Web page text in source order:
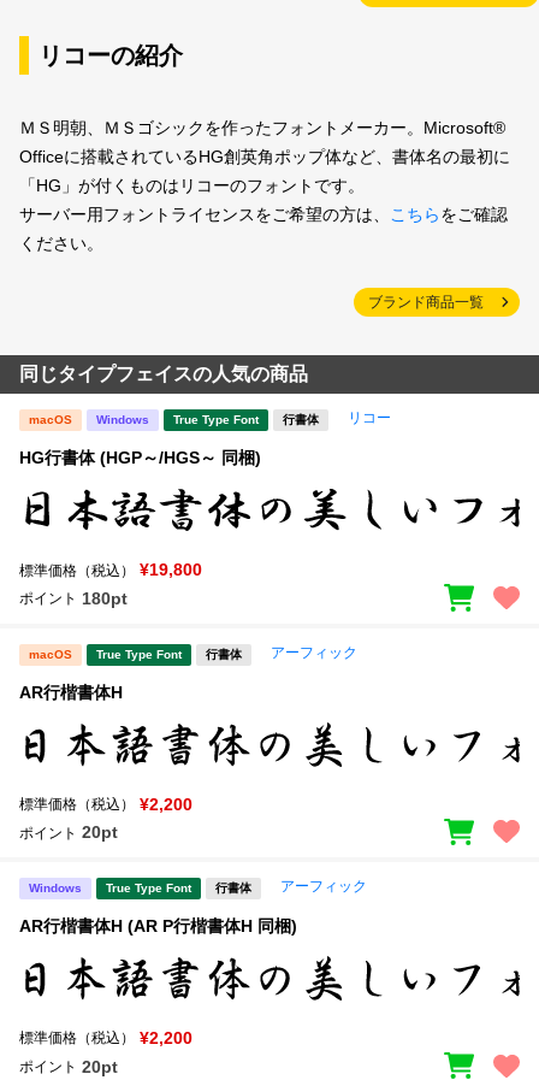
リコーの紹介
ＭＳ明朝、ＭＳゴシックを作ったフォントメーカー。Microsoft®
Officeに搭載されているHG創英角ポップ体など、書体名の最初に
「HG」が付くものはリコーのフォントです。
サーバー用フォントライセンスをご希望の方は、
こちらをご確認
ください。
ブランド商品一覧
同じタイプフェイスの人気の商品
macOS Windows True Type Font 行書体 リコー
HG行書体 (HGP～/HGS～ 同梱)
標準価格（税込） ¥19,800
ポイント 180pt
macOS True Type Font 行書体 アーフィック
AR行楷書体H
標準価格（税込） ¥2,200
ポイント 20pt
Windows True Type Font 行書体 アーフィック
AR行楷書体H (AR P行楷書体H 同梱)
標準価格（税込） ¥2,200
ポイント 20pt